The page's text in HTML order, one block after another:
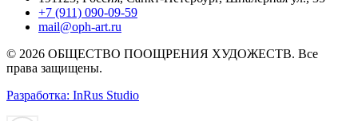
+7 (911) 090-09-59
mail@oph-art.ru
© 2026 ОБЩЕСТВО ПООЩРЕНИЯ ХУДОЖЕСТВ. Все
права защищены.
Разработка: InRus Studio